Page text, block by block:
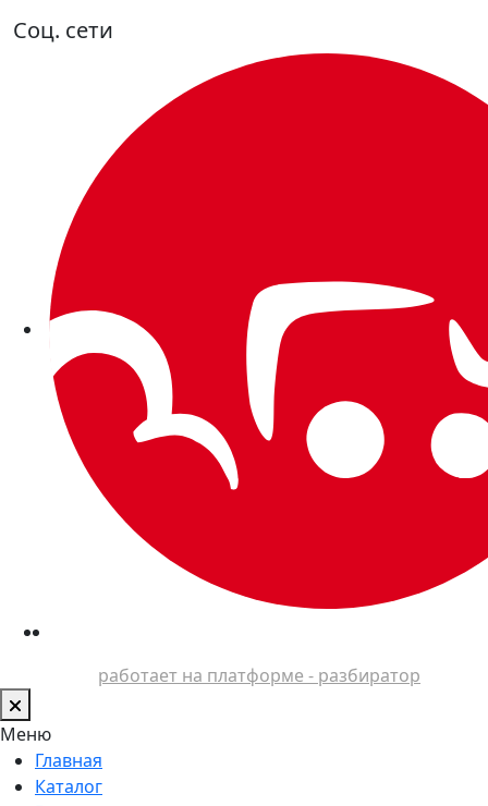
Соц. сети
работает на платформе - разбиратор
Меню
Главная
Каталог